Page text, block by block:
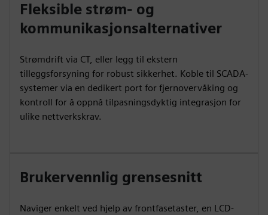
Fleksible strøm- og
kommunikasjonsalternativer
Strømdrift via CT, eller legg til ekstern
tilleggsforsyning for robust sikkerhet. Koble til SCADA-
systemer via en dedikert port for fjernovervåking og
kontroll for å oppnå tilpasningsdyktig integrasjon for
ulike nettverkskrav.
Brukervennlig grensesnitt
Naviger enkelt ved hjelp av frontfasetaster, en LCD-